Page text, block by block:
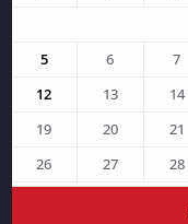
5
6 7
12
13 14
19
20 21
26
27 28